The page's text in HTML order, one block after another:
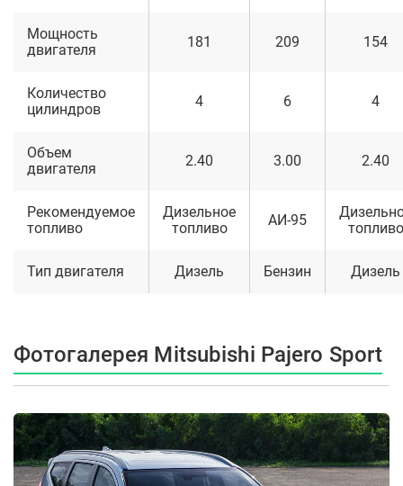
Мощность
двигателя
181 209 154
Количество
цилиндров
4 6 4
Объем
двигателя
2.40 3.00 2.40
Рекомендуемое
топливо
Дизельное
топливо
АИ-95
топливо
Тип двигателя Дизель Бензин Дизель
Фотогалерея Mitsubishi Pajero Sport